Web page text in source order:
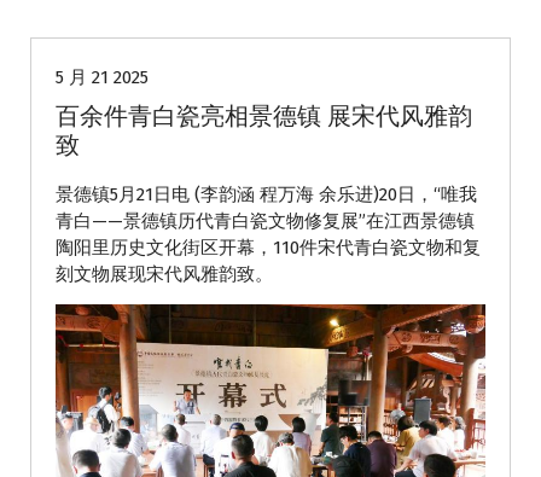
5 月 21 2025
百余件青白瓷亮相景德镇 展宋代风雅韵
致
景德镇5月21日电 (李韵涵 程万海 余乐进)20日，“唯我
青白——景德镇历代青白瓷文物修复展”在江西景德镇
陶阳里历史文化街区开幕，110件宋代青白瓷文物和复
刻文物展现宋代风雅韵致。